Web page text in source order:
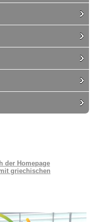
der Homepage
griechischen